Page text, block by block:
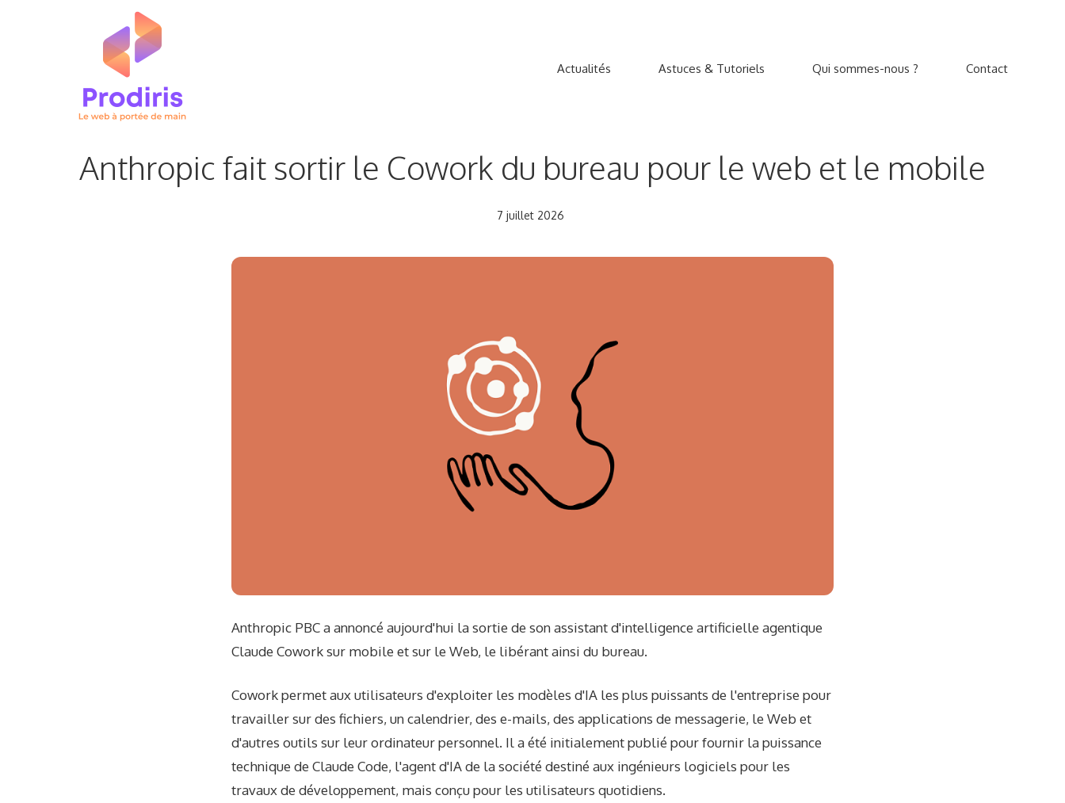
Actualités Astuces & Tutoriels Qui sommes-nous ? Contact
Anthropic fait sortir le Cowork du bureau pour le web et le mobile
7 juillet 2026
Anthropic PBC a annoncé aujourd'hui la sortie de son assistant d'intelligence artificielle agentique
Claude Cowork sur mobile et sur le Web, le libérant ainsi du bureau.
Cowork permet aux utilisateurs d'exploiter les modèles d'IA les plus puissants de l'entreprise pour
travailler sur des fichiers, un calendrier, des e-mails, des applications de messagerie, le Web et
d'autres outils sur leur ordinateur personnel. Il a été initialement publié pour fournir la puissance
technique de Claude Code, l'agent d'IA de la société destiné aux ingénieurs logiciels pour les
travaux de développement, mais conçu pour les utilisateurs quotidiens.